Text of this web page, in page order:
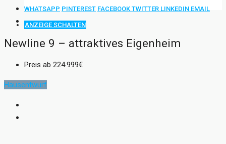
ANZEIGE SCHALTEN
WHATSAPP PINTEREST FACEBOOK TWITTER LINKEDIN EMAIL
Newline 9 – attraktives Eigenheim
Preis ab 224.999€
Hausentwurf